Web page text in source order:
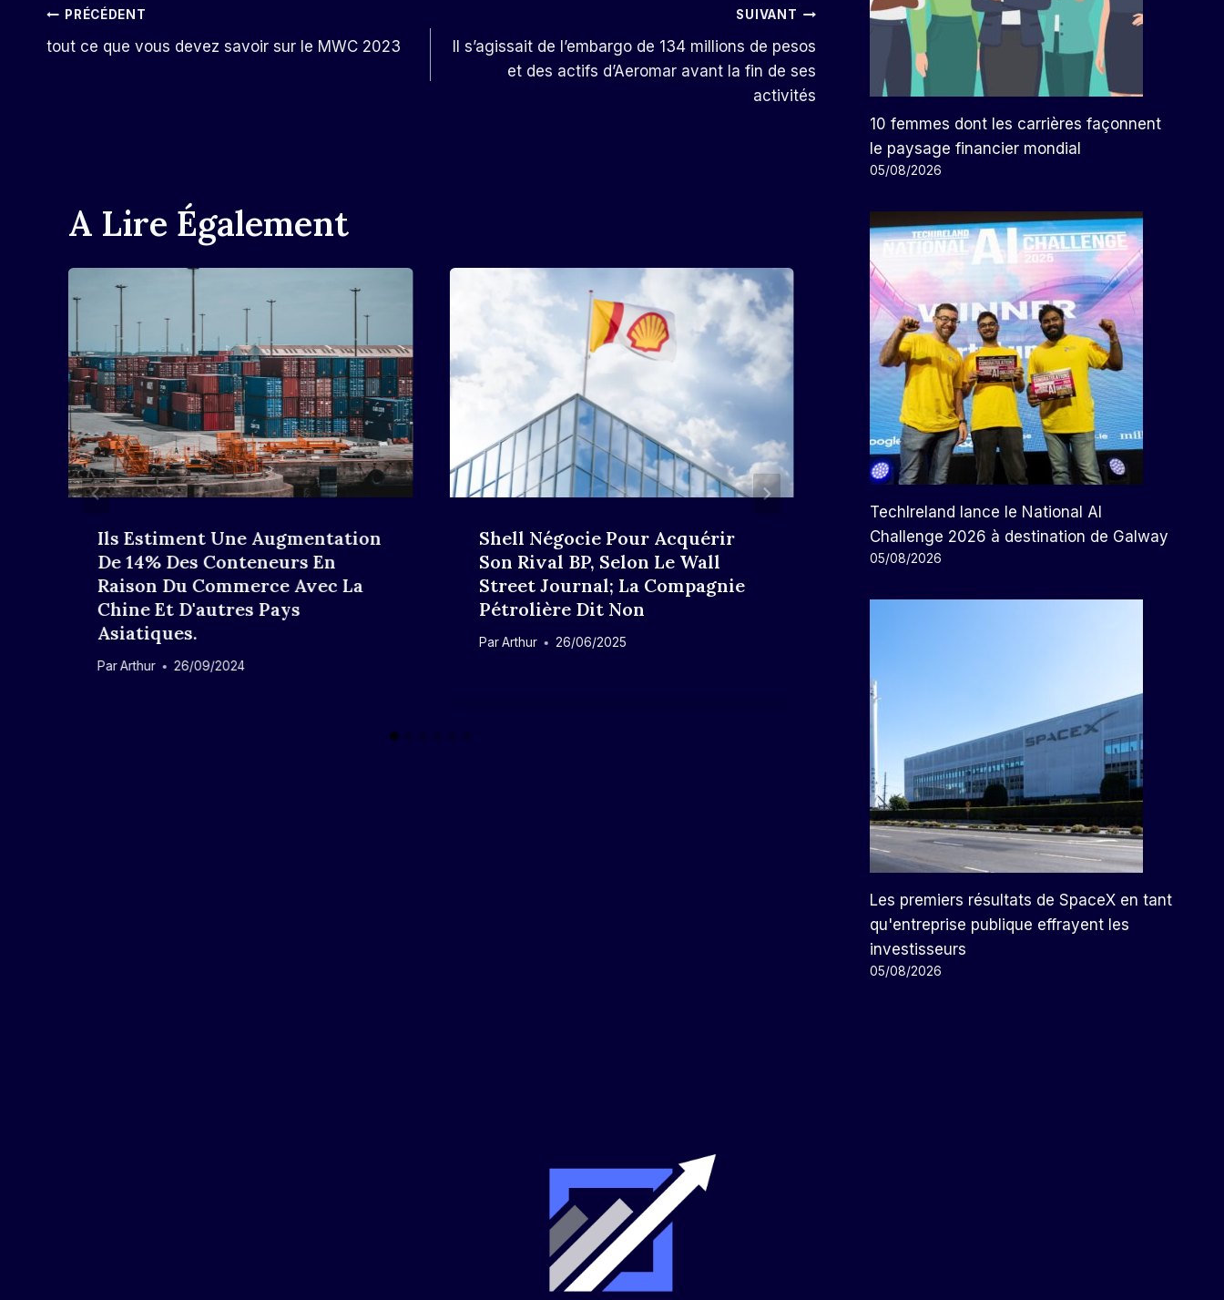
Navigation
PRÉCÉDENT
tout ce que vous devez savoir sur le MWC 2023
SUIVANT
Il s’agissait de l’embargo de 134 millions de pesos
et des actifs d’Aeromar avant la fin de ses
activités
A Lire Également
Ils Estiment Une Augmentation
De 14% Des Conteneurs En
Raison Du Commerce Avec La
Chine Et D'autres Pays
Asiatiques.
ParArthur 26/09/2024
Shell Négocie Pour Acquérir
Son Rival BP, Selon Le Wall
Street Journal; La Compagnie
Pétrolière Dit Non
Par Arthur 26/06/2025
Les Hommes D’affaires Du
Tourisme Demandent De
10 femmes dont les carrières façonnent
le paysage financier mondial
05/08/2026
TechIreland lance le National AI
Challenge 2026 à destination de Galway
05/08/2026
Les premiers résultats de SpaceX en tant
qu'entreprise publique effrayent les
investisseurs
05/08/2026